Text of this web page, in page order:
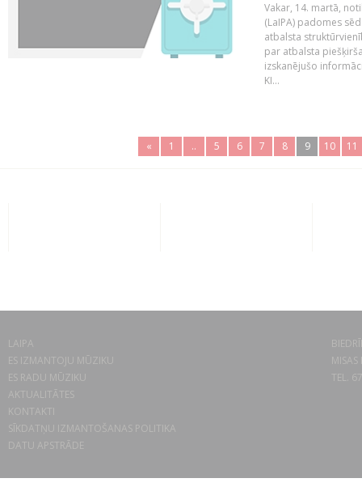
Vakar, 14. martā,
(LaIPA) padomes
atbalsta
par atbalsta
izskanējušo
KI...
« 1 .. 5 6 7 8 9 10 11
LAIPA
ES IZMANTOJU MŪZIKU
ES RADU MŪZIKU
AKTUALITĀTES
KONTAKTI
SĪKDATŅU IZMANTOŠANAS POLITIKA
DATU APSTRĀDE
TEL.